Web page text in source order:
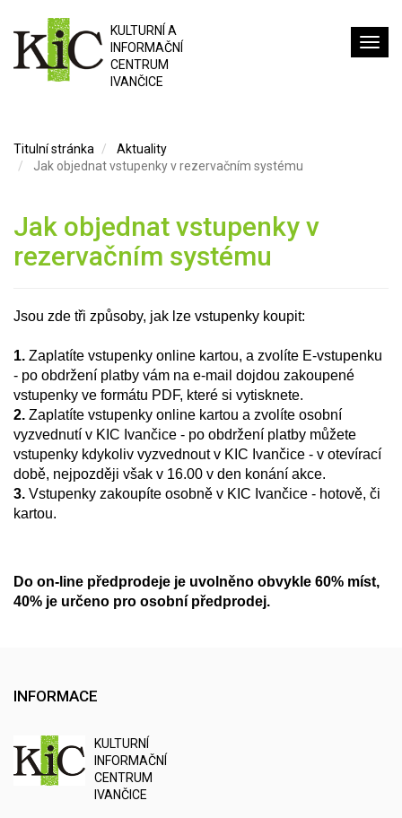
KULTURNÍ A
INFORMAČNÍ
CENTRUM
IVANČICE
Titulní stránka
Aktuality
Jak objednat vstupenky v rezervačním systému
Jak objednat vstupenky v
rezervačním systému
Jsou zde tři způsoby, jak lze vstupenky koupit:
1. Zaplatíte vstupenky online kartou, a zvolíte E-vstupenku
- po obdržení platby vám na e-mail dojdou zakoupené
vstupenky ve formátu PDF, které si vytisknete.
2. Zaplatíte vstupenky online kartou a zvolíte osobní
vyzvednutí v KIC Ivančice - po obdržení platby můžete
vstupenky kdykoliv vyzvednout v KIC Ivančice - v otevírací
době, nejpozději však v 16.00 v den konání akce.
3. Vstupenky zakoupíte osobně v KIC Ivančice - hotově, či
kartou.
Do on-line předprodeje je uvolněno obvykle 60% míst,
40% je určeno pro osobní předprodej.
INFORMACE
KULTURNÍ
NFORMAČNÍ
CENTRUM
IVANČICE